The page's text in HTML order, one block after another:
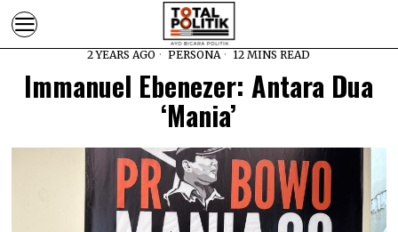
2 YEARS AGO PERSONA 12 MINS READ
Immanuel Ebenezer: Antara Dua
‘Mania’